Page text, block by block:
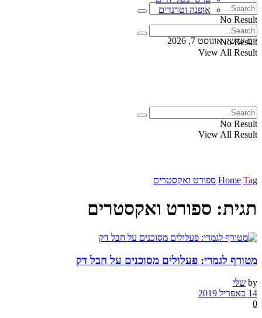
No Result
View All Result
יום שישי, אוגוסט 7, 2026
אופנה וטרנדים
No Result
View All Result
No Result
View All Result
Home Tag ספורט ואקסטרים
תגית: ספורט ואקסטרים
מטורף לגמרי: פעלולים מסוכנים על חבל דק
by שלי
14 באפריל 2019
0